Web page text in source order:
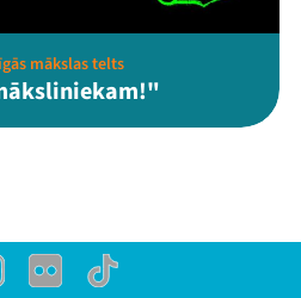
mākslas telts
Flick TikTok